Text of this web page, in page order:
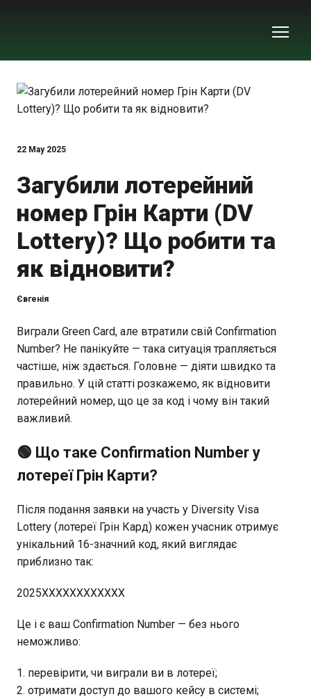
22 May 2025
Загубили лотерейний
номер Грін Карти (DV
Lottery)? Що робити та
як відновити?
Євгенія
Виграли Green Card, але втратили свій Confirmation
Number? Не панікуйте — така ситуація трапляється
частіше, ніж здається. Головне — діяти швидко та
правильно. У цій статті розкажемо, як відновити
лотерейний номер, що це за код і чому він такий
важливий.
🟢 Що таке Confirmation Number у
лотереї Грін Карти?
Після подання заявки на участь у Diversity Visa
Lottery (лотереї Грін Кард) кожен учасник отримує
унікальний 16-значний код, який виглядає
приблизно так:
2025XXXXXXXXXXXX
Це і є ваш Confirmation Number — без нього
неможливо:
перевірити, чи виграли ви в лотереї;
отримати доступ до вашого кейсу в системі;